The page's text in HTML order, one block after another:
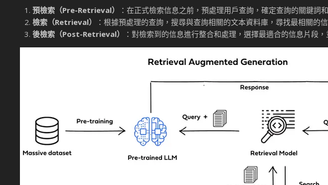
預檢索（Pre-Retrieval）
：在正式檢索信息之前，預處理用戶查詢，確定查詢的關鍵詞
檢索（Retrieval）
：根據預處理的查詢，搜尋與查詢相關的文本資料庫，尋找最相關的
後檢索（Post-Retrieval）
：對檢索到的信息進行整合和處理，選擇最適合的信息片段